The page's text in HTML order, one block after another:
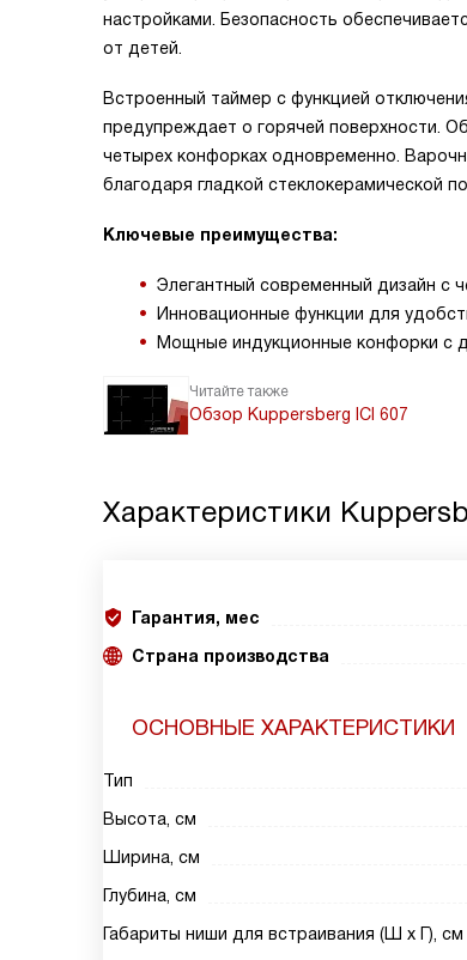
настройками. Безопасность
от детей.
Встроенный таймер с функцией
предупреждает о горячей поверхности.
четырех конфорках одновременно.
благодаря гладкой стеклокерамической
Ключевые преимущества:
Элегантный современный дизайн с
Инновационные функции для
Мощные индукционные конфорки с
Читайте также
Обзор Kuppersberg ICI 607
Характеристики
Гарантия, мес
Страна производства
ОСНОВНЫЕ ХАРАКТЕРИСТИКИ
Тип
Высота, см
Ширина, см
Глубина, см
Габариты ниши для встраивания (Ш х Г), см